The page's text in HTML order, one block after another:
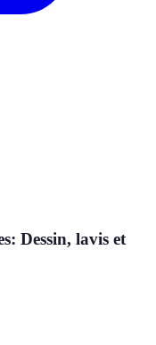
Dessin, lavis et